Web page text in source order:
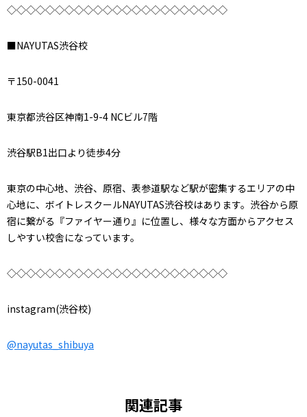
◇◇◇◇◇◇◇◇◇◇◇◇◇◇◇◇◇◇◇◇◇◇◇
■NAYUTAS渋谷校
〒150-0041
東京都渋谷区神南1-9-4 NCビル7階
渋谷駅B1出口より徒歩4分
東京の中心地、渋谷、原宿、表参道駅など駅が密集するエリアの中
心地に、ボイトレスクールNAYUTAS渋谷校はあります。渋谷から原
宿に繋がる『ファイヤー通り』に位置し、様々な方面からアクセス
しやすい校舎になっています。
◇◇◇◇◇◇◇◇◇◇◇◇◇◇◇◇◇◇◇◇◇◇◇
instagram(渋谷校)
@nayutas_shibuya
関連記事